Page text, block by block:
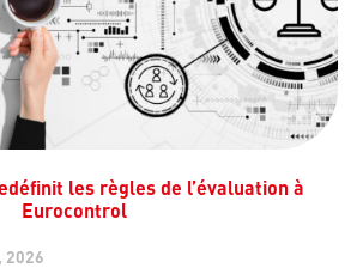
les règles de l’évaluation à
Eurocontrol
2026